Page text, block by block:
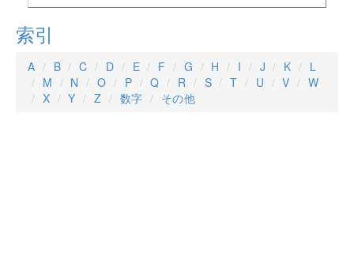
索引
A B C D E F G H I J K
L
M
N O P Q R S T U V
W
X
Y Z 数字 その他